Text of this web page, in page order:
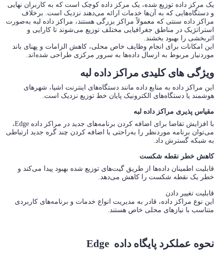
یک مرکز داده توزیع شده، یک مرکز داده کوچک است که به کاربران نهایی
و دستگاه‌هایی که به آن‌ها خدمات ارائه می‌دهند نزدیک است. برخلاف
مراکز داده سنتی که معمولاً مراکز بزرگی هستند، مراکز داده لبه به‌صورت
استراتژیک در مناطق جغرافیایی مختلف توزیع می‌شوند تا کارایی و
اثربخشی را بهبود بخشند.
این امکانات برای انجام وظایف خاص محلی، کاهش الزامات و پهنای باند
موردنیاز مربوط به ارسال داده‌ها به سرور مرکزی طراحی شده‌اند.
ویژگی های کلیدی مراکز داده لبه
این مراکز داده به منابع داده مانند دستگاه‌های اینترنت اشیا، شهرهای
هوشمند یا دستگاه‌های الکترونیک پایان خط توزیع نزدیک است.
مقیاس پذیری مراکز داده لبه
با افزایش تقاضا برای اضافه کردن برنامه‌های جدید در مراکز داده Edge،
می‌توان برنامه موردنظر را به‌راحتی با اضافه کردن چند گره‌ جدید ارتباطی
به شبکه گسترش داد.
کاهش خطر نقطه شکست
قابلیت اطمینان داده‌ها از طریق گیت‌های توزیع شده بهبود پیدا می‌کند و
خطر یک نقطه شکست را کاهش می‌دهد.
قابلیت تغییر دادن
این نوع مراکز داده، قادر به مدیریت انواع خدمات و برنامه‌های کاربردی
متناسب با نیازهای محلی خاص هستند.
نحوه عملکرد پایگاه داده Edge